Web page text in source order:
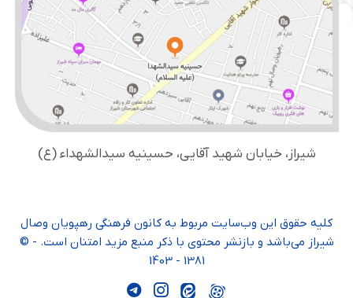
شیراز، خیابان شهید آقایی، حسینیه سید‌الشهداء (ع)
کلیه حقوق این وب‌سایت مربوط به کانون فرهنگی رهپویان وصال
شیراز می‌باشد و بازنشر محتوی با ذکر منبع مزید امتنان است. - ©
1381 - 1403